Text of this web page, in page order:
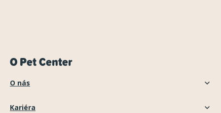
O Pet Center
O nás
Kariéra